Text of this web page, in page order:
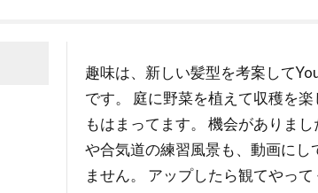
趣味は、新しい髪型を考案して
です。 庭に野菜を植えて収穫を
もはまってます。 機会がありま
や合気道の練習風景も、動画にし
ません。 アップしたら観てやっ